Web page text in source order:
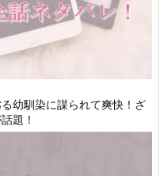
幼馴染に謀られて爽快！ざ
題！